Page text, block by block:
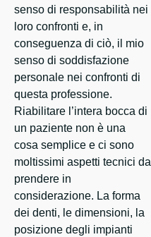
senso di responsabilità nei
loro confronti e, in
conseguenza di ciò, il mio
senso di soddisfazione
personale nei confronti di
questa professione.
Riabilitare l’intera bocca di
un paziente non è una
cosa semplice e ci sono
moltissimi aspetti tecnici da
prendere in
considerazione. La forma
dei denti, le dimensioni, la
posizione degli impianti